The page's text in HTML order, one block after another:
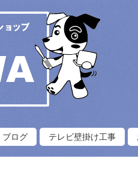
ブログ テレビ壁掛け工事